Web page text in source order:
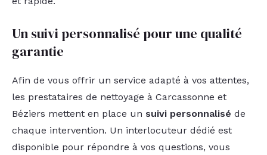
Un suivi personnalisé pour une qualité
garantie
Afin de vous offrir un service adapté à vos attentes,
les prestataires de nettoyage à Carcassonne et
Béziers mettent en place un suivi personnalisé de
chaque intervention. Un interlocuteur dédié est
disponible pour répondre à vos questions, vous